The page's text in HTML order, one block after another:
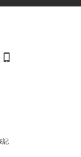
記